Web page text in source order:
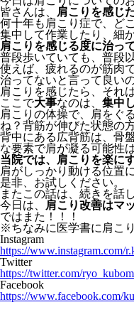
皆さんは、
肩こりを感じ
何十年も肩こり症で、ど
集中して作業したり、細
肩こりを感じる度に治っ
普段歩いていても、普段
使えば、疲れるのが筋肉
治ってないと言って良い
肩こりを感じたら、それ
ここで大事なのは、 集中
肩こりの体操で、肩をぐ
ね？背筋が伸びた状態の
背中にある広背筋は、骨
な要素で肩が凝る可能性
当院では、肩こりを楽に
肩がしっかり動ける位置
是非、お試しください。
またこの話は、続きを話
今日は、
肩こり改善はマ
ではまた！！！
※ちなみに医学書に肩こ
Instagram
https://www.instagram.com/
Twitter
https://twitter.com/
Facebook
https://www.facebook.com/